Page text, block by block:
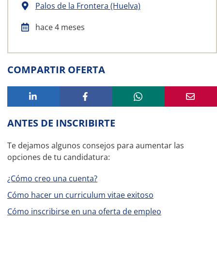
Palos de la Frontera (Huelva)
hace 4 meses
COMPARTIR OFERTA
ANTES DE INSCRIBIRTE
Te dejamos algunos consejos para aumentar las
opciones de tu candidatura:
¿Cómo creo una cuenta?
Cómo hacer un curriculum vitae exitoso
Cómo inscribirse en una oferta de empleo